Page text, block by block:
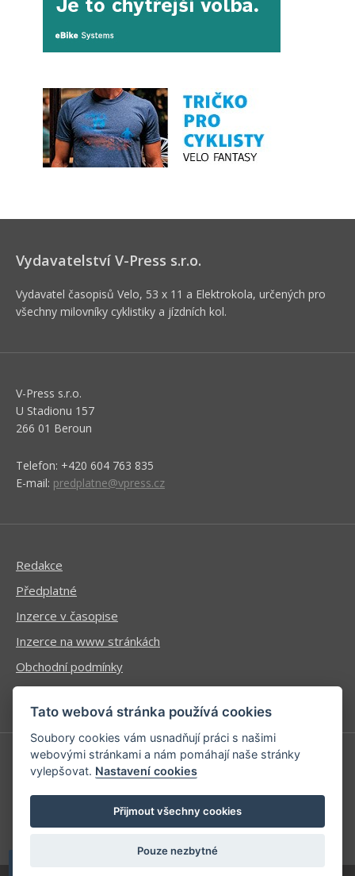
Vydavatelství V-Press s.r.o.
Vydavatel časopisů Velo, 53 x 11 a Elektrokola, určených pro
všechny milovníky cyklistiky a jízdních kol.
V-Press s.r.o.
U Stadionu 157
266 01 Beroun
Telefon: +420 604 763 835
E-mail: predplatne@vpress.cz
Redakce
Předplatné
Inzerce v časopise
Inzerce na www stránkách
Obchodní podmínky
Ochrana osobních údajů
Příhlášení | Registrace
Kontaktní informace
Mapa stránek
Tato webová stránka používá cookies
Soubory cookies vám usnadňují práci s našimi
webovými stránkami a nám pomáhají naše stránky
vylepšovat. Nastavení cookies
Přijmout všechny cookies
Pouze nezbytné